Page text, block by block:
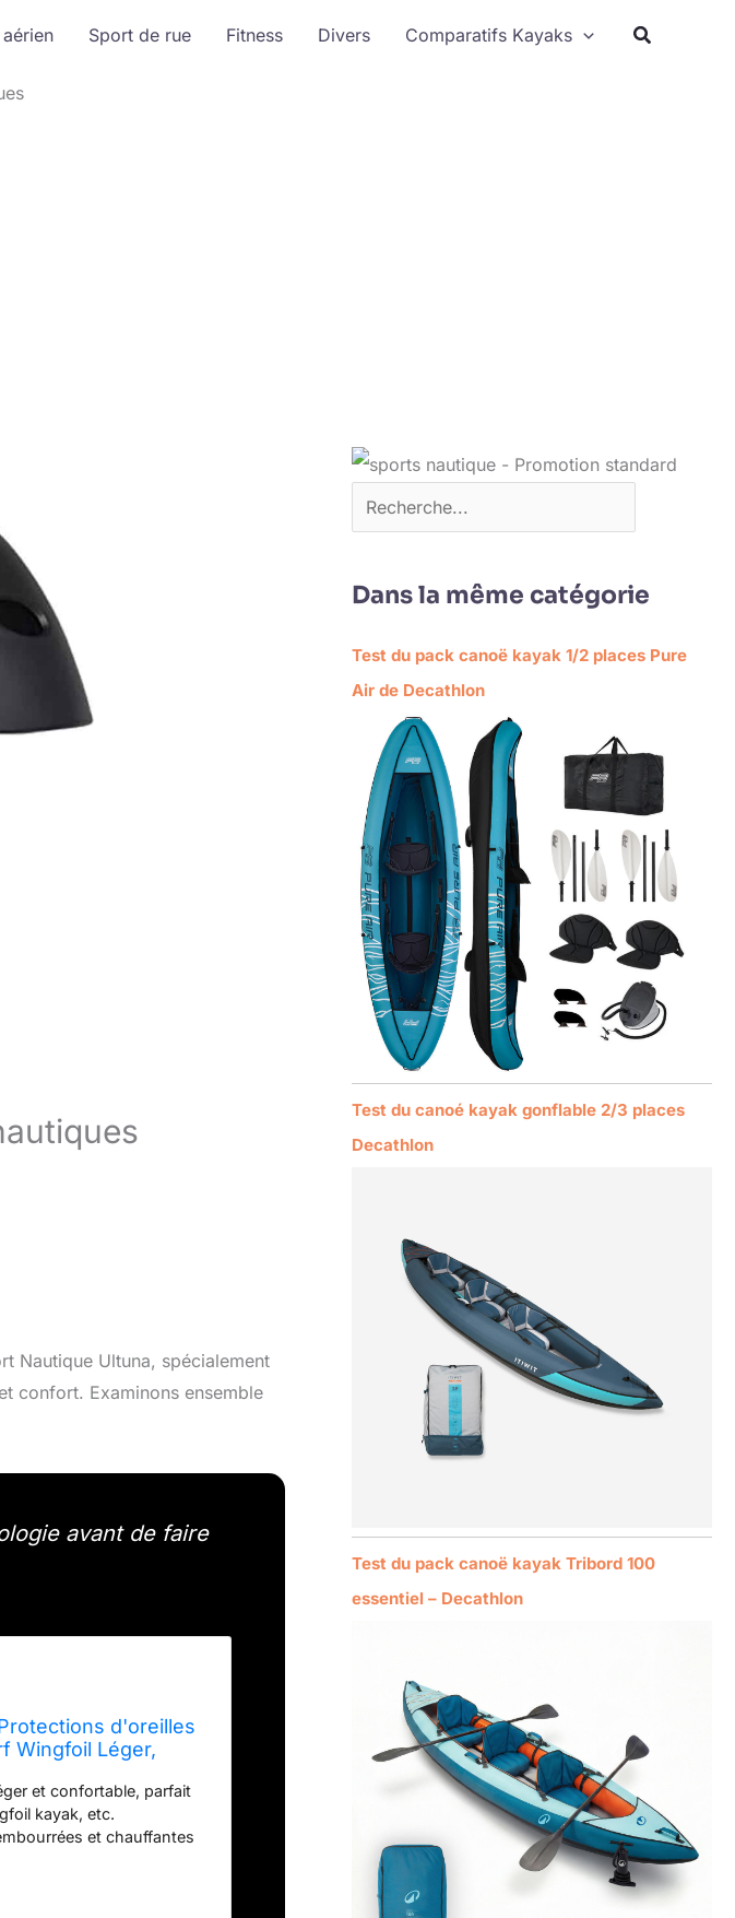
Sport de rue Fitness Divers Comparatifs Kayaks
Nautique Ultuna, spécialement
confort. Examinons ensemble
avant de faire
d'oreilles
Wingfoil Léger,
et confortable, parfait
kayak, etc.
et chauffantes
à la jugulaire réglable
SÉCURITÉ : coque
Dans la même catégorie
Test du pack canoë kayak 1/2 places Pure
Air de Decathlon
Test du canoé kayak gonflable 2/3 places
Decathlon
Test du pack canoë kayak Tribord 100
essentiel – Decathlon